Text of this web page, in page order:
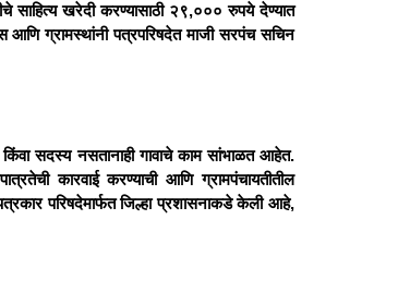
खरेदी करण्यासाठी २९,००० रुपये देण्यात
ग्रामस्थांनी पत्रपरिषदेत माजी सरपंच सचिन
सदस्य नसतानाही गावाचे काम सांभाळत आहेत.
कारवाई करण्याची आणि ग्रामपंचायतीतील
परिषदेमार्फत जिल्हा प्रशासनाकडे केली आहे,